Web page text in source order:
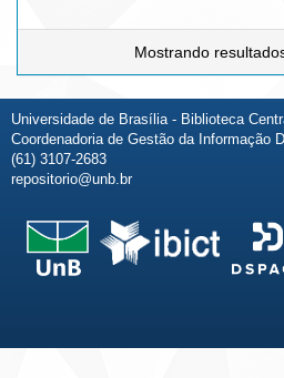
Mostrando
Universidade de Brasília - Biblioteca
Coordenadoria de Gestão da Informação
(61) 3107-2683
repositorio@unb.br